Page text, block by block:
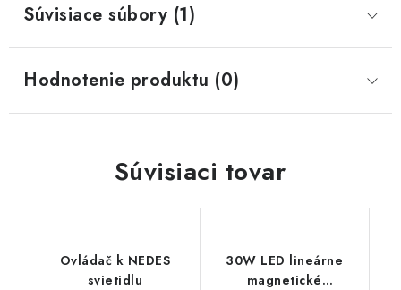
Súvisiace súbory (1)
Hodnotenie produktu (0)
Súvisiaci tovar
Ovládač k NEDES
svietidlu
30W LED lineárne
magnetické